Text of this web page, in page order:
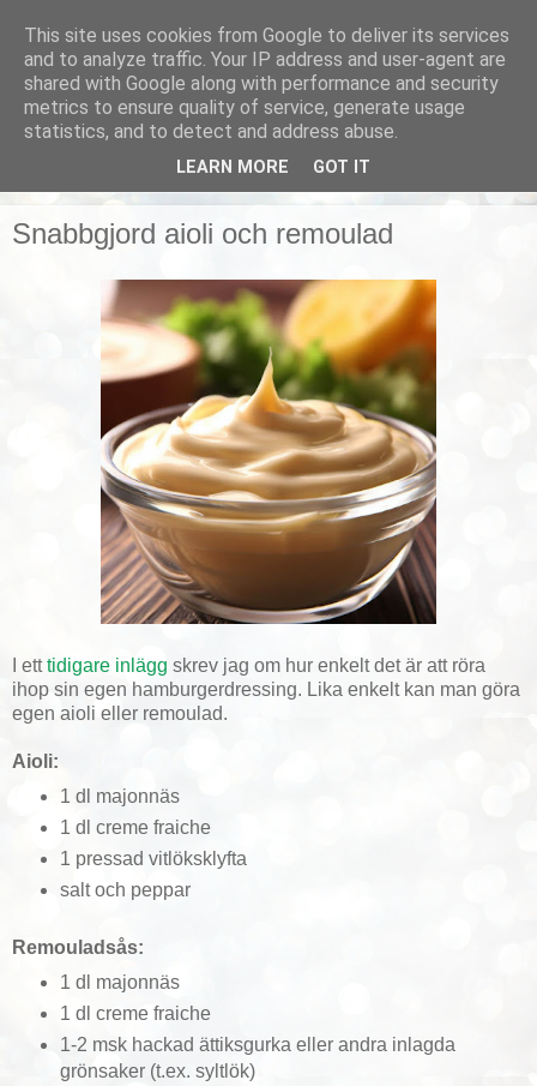
Smarta vardagstips
Husmorstips, tricks och knep, smarta lösningar!
Snabbgjord aioli och remoulad
I etttidigare inlägg skrev jag om hur enkelt det är att röra
ihop sin egen hamburgerdressing. Lika enkelt kan man göra
egen aioli eller remoulad.
Aioli:
1 dl majonnäs
1 dl creme fraiche
1 pressad vitlöksklyfta
salt och peppar
Remouladsås:
1 dl majonnäs
1 dl creme fraiche
1-2 msk hackad ättiksgurka eller andra inlagda
grönsaker (t.ex. syltlök)
This site uses cookies from Google to deliver its services
and to analyze traffic. Your IP address and user-agent are
shared with Google along with performance and security
metrics to ensure quality of service, generate usage
statistics, and to detect and address abuse.
LEARN MORE GOT IT